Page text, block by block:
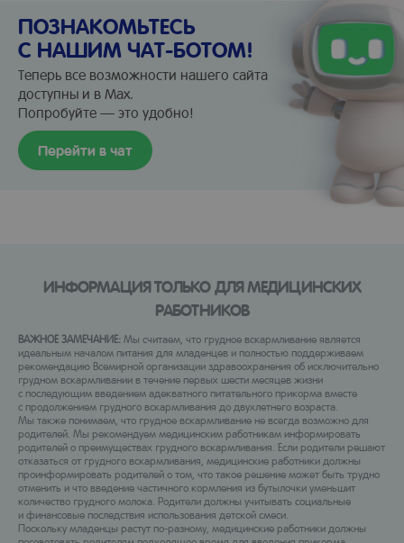
ПОЗНАКОМЬТЕСЬ
С НАШИМ ЧАТ-БОТОМ!
Теперь все возможности нашего сайта
доступны и в Max.
Попробуйте — это удобно!
Перейти в чат
ИНФОРМАЦИЯ ТОЛЬКО ДЛЯ МЕДИЦИНСКИХ
РАБОТНИКОВ
ВАЖНОЕ ЗАМЕЧАНИЕ:Мы считаем, что грудное вскармливание является
идеальным началом питания для младенцев и полностью поддерживаем
рекомендацию Всемирной организации здравоохранения об исключительно
грудном вскармливании в течение первых шести месяцев жизни
с последующим введением адекватного питательного прикорма вместе
с продолжением грудного вскармливания до двухлетнего возраста.
Мы также понимаем, что грудное вскармливание не всегда возможно для
родителей. Мы рекомендуем медицинским работникам информировать
родителей о преимуществах грудного вскармливания. Если родители решают
отказаться от грудного вскармливания, медицинские работники должны
проинформировать родителей о том, что такое решение может быть трудно
отменить и что введение частичного кормления из бутылочки уменьшит
количество грудного молока. Родители должны учитывать социальные
и финансовые последствия использования детской смеси.
Поскольку младенцы растут по-разному, медицинские работники должны